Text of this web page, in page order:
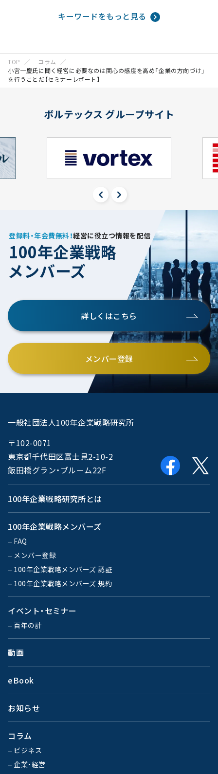
キーワードをもっと見る
TOP
コラム
小宮一慶氏に聞く経営に必要なのは関心の感度を高め「企業の方向づけ」
を行うことだ【セミナーレポート】
ボルテックス グループサイト
登録料・年会費無料！経営に役立つ情報を配信
100年企業戦略
メンバーズ
詳しくはこちら
メンバー登録
一般社団法人100年企業戦略研究所
〒102-0071
東京都千代田区富士見2-10-2
飯田橋グラン・ブルーム22F
100年企業戦略研究所とは
100年企業戦略メンバーズ
FAQ
メンバー登録
100年企業戦略メンバーズ 認証
100年企業戦略メンバーズ 規約
イベント・セミナー
百年の計
動画
eBook
お知らせ
コラム
ビジネス
企業・経営